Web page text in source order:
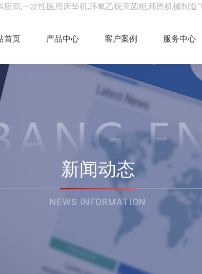
商,一次性医用床垫机,环氧乙烷灭菌柜,邦恩机械制造"!
首页 产品中心 客户案例 服务中心
新闻动态
NEWS INFORMATION